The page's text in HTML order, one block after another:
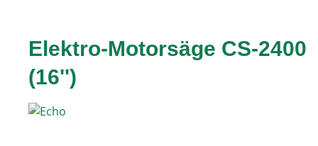
Elektro-Motorsäge CS-2400
(16'')